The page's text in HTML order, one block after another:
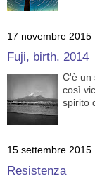
17 novembre 2015
Fuji, birth. 2014
C'è un
così
spirito
15 settembre 2015
Resistenza